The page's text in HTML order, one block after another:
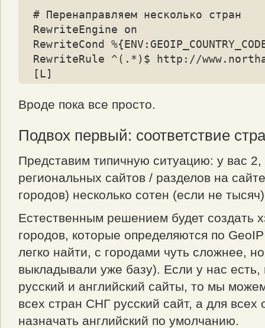
# Перенаправляем несколько стран
RewriteEngine on
RewriteCond
RewriteRule ^(.*)$ http://
[L]
Вроде пока все просто.
Подвох первый: соответствие
Представим типичную ситуацию: у вас
региональных сайтов / разделов на
городов) несколько сотен (если не
Естественным решением будет создать
городов, которые определяются по
легко найти, с городами чуть сложнее,
выкладывали уже базу). Если у нас
русский и английский сайты, то мы
всех стран СНГ русский сайт, а для всех
назначать английский по умолчанию.